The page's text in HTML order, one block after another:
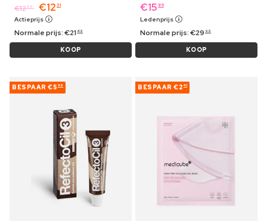
€12 69 €12 31
Actieprijs
Normale prijs:€21 49
KOOP
€15 89
Ledenprijs
Normale prijs:€29 99
KOOP
BESPAAR €5 46 BESPAAR €2 41